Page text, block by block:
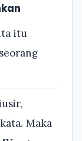
itu
Maka